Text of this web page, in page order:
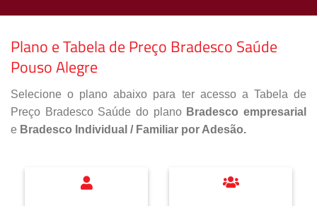
Plano e Tabela de Preço Bradesco Saúde
Pouso Alegre
Selecione o plano abaixo para ter acesso a Tabela de
Preço Bradesco Saúde do plano Bradesco empresarial
e Bradesco Individual / Familiar por Adesão.